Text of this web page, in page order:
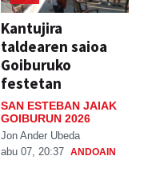
Kantujira
taldearen saioa
Goiburuko
festetan
SAN ESTEBAN JAIAK
GOIBURUN 2026
Jon Ander Ubeda
abu 07, 20:37 ANDOAIN